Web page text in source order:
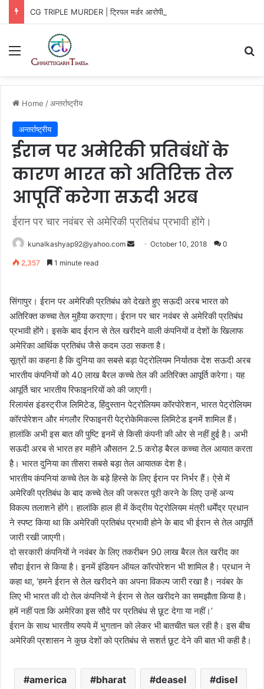
Menu
Home /अन्तर्राष्ट्रीय
अन्तर्राष्ट्रीय
ईरान पर अमेरिकी प्रतिबंधों के
कारण भारत को अतिरिक्त तेल
आपूर्ति करेगा सऊदी अरब
ईरान पर चार नवंबर से अमेरिकी प्रतिबंध प्रभावी होंगे।
kunalkashyap92@yahoo.com
SendOctober 10, 2018 0
2,357 1 minute read
सिंगापुर। ईरान पर अमेरिकी प्रतिबंध को देखते हुए सऊदी अरब भारत को
अतिरिक्त कच्चा तेल मुहैया कराएगा। ईरान पर चार नवंबर से अमेरिकी प्रतिबंध
प्रभावी होंगे। इसके बाद ईरान से तेल खरीदने वाली कंपनियों व देशों के खिलाफ
अमेरिका आर्थिक प्रतिबंध जैसे कदम उठा सकता है।
सूत्रों का कहना है कि दुनिया का सबसे बड़ा पेट्रोलियम निर्यातक देश सऊदी अरब
भारतीय कंपनियों को 40 लाख बैरल कच्चे तेल की अतिरिक्त आपूर्ति करेगा। यह
आपूर्ति चार भारतीय रिफाइनरियों को की जाएगी।
रिलायंस इंडस्ट्रीज लिमिटेड, हिंदुस्तान पेट्रोलियम कॉरपोरेशन, भारत पेट्रोलियम
कॉरपोरेशन और मंगलौर रिफाइनरी पेट्रोकेमिकल्स लिमिटेड इनमें शामिल हैं।
हालांकि अभी इस बात की पुष्टि इनमें से किसी कंपनी की ओर से नहीं हुई है। अभी
सऊदी अरब से भारत हर महीने औसतन 2.5 करोड़ बैरल कच्चा तेल आयात करता
है। भारत दुनिया का तीसरा सबसे बड़ा तेल आयातक देश है।
भारतीय कंपनियां कच्चे तेल के बड़े हिस्से के लिए ईरान पर निर्भर हैं। ऐसे में
अमेरिकी प्रतिबंध के बाद कच्चे तेल की जरूरत पूरी करने के लिए उन्हें अन्य
विकल्प तलाशने होंगे। हालांकि हाल ही में केंद्रीय पेट्रोलियम मंत्री धर्मेंद्र प्रधान
ने स्पष्ट किया था कि अमेरिकी प्रतिबंध प्रभावी होने के बाद भी ईरान से तेल आपूर्ति
जारी रखी जाएगी।
दो सरकारी कंपनियों ने नवंबर के लिए तकरीबन 90 लाख बैरल तेल खरीद का
सौदा ईरान से किया है। इनमें इंडियन ऑयल कॉरपोरेशन भी शामिल है। प्रधान ने
कहा था, ‘हमने ईरान से तेल खरीदने का अपना विकल्प जारी रखा है। नवंबर के
लिए भी भारत की दो तेल कंपनियों ने ईरान से तेल खरीदने का समझौता किया है।
हमें नहीं पता कि अमेरिका इस सौदे पर प्रतिबंध से छूट देगा या नहीं।’
ईरान के साथ भारतीय रुपये में भुगतान को लेकर भी बातचीत चल रही है। इस बीच
अमेरिकी प्रशासन ने कुछ देशों को प्रतिबंध से सशर्त छूट देने की बात भी कही है।
america bharat deasel disel